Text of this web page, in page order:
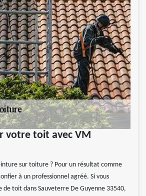
votre toit avec VM
sur toiture ? Pour un résultat comme
à un professionnel agréé. Si vous
de toit dans Sauveterre De Guyenne 33540,